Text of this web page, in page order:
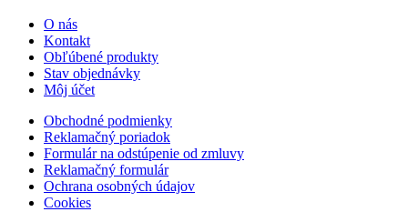
O nás
Kontakt
Obľúbené produkty
Stav objednávky
Môj účet
Obchodné podmienky
Reklamačný poriadok
Formulár na odstúpenie od zmluvy
Reklamačný formulár
Ochrana osobných údajov
Cookies